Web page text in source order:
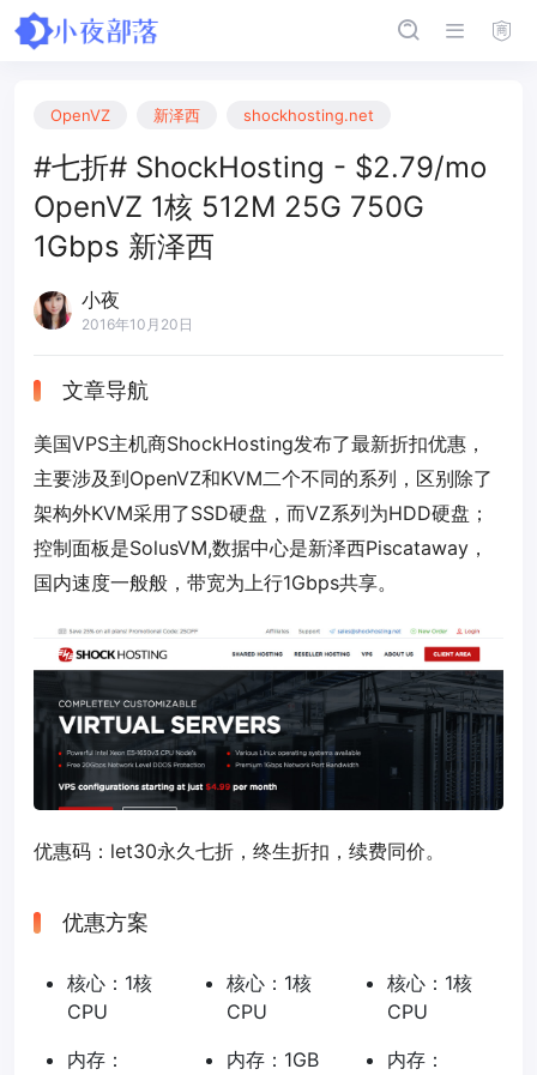
OpenVZ 新泽西 shockhosting.net
#七折# ShockHosting - $2.79/mo
OpenVZ 1核 512M 25G 750G
1Gbps 新泽西
小夜
2016年10月20日
文章导航
美国VPS主机商ShockHosting发布了最新折扣优惠，
主要涉及到OpenVZ和KVM二个不同的系列，区别除了
架构外KVM采用了SSD硬盘，而VZ系列为HDD硬盘；
控制面板是SolusVM,数据中心是新泽西Piscataway，
国内速度一般般，带宽为上行1Gbps共享。
优惠码： let30永久七折，终生折扣，续费同价。
优惠方案
核心：1核
CPU
内存：
核心：1核
CPU
内存：1GB
核心：1核
CPU
内存：